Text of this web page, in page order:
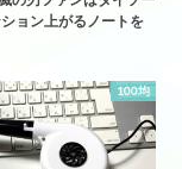
ョン上がるノートを
100均